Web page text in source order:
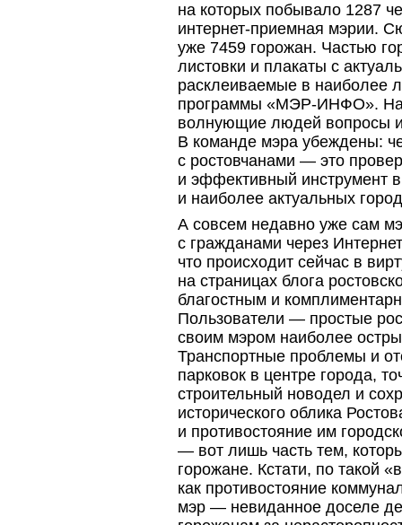
на которых побывало 1287
интернет-приемная мэрии.
уже 7459 горожан. Частью
листовки и плакаты с
расклеиваемые в наиболее
программы«МЭР-ИНФО».
волнующие людей вопросы
В команде мэра убеждены:
с ростовчанами — это
и эффективный инструмент
и наиболее актуальных
А совсем недавно уже сам
с гражданами через
что происходит сейчас в
на страницах блога
благостным и
Пользователи — простые
своим мэром наиболее
Транспортные проблемы и
парковок в центре города,
строительный новодел и
исторического облика
и противостояние им
— вот лишь часть тем,
горожане. Кстати, по такой
как противостояние
мэр — невиданное доселе